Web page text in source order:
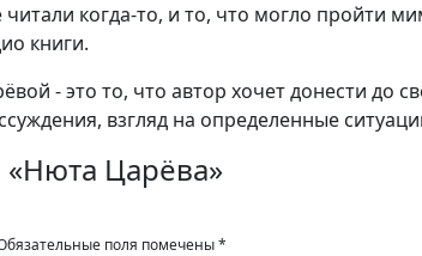
когда-то, и то, что могло пройти
книги.
- это то, что автор хочет донести до
взгляд на определенные
Царёва»
поля помечены*